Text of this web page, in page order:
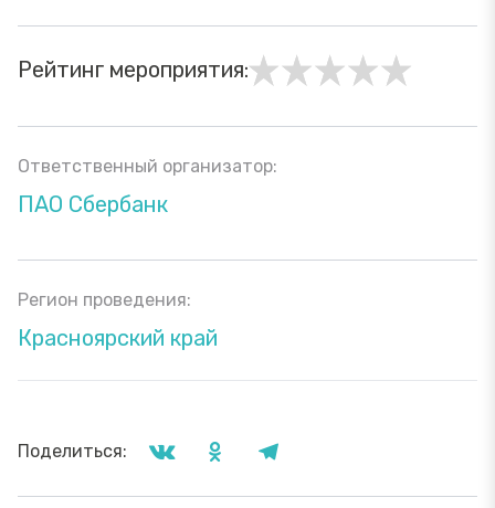
Рейтинг мероприятия:
Ответственный организатор:
ПАО Сбербанк
Регион проведения:
Красноярский край
Поделиться: